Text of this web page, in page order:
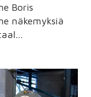
Boris
näkemyksiä